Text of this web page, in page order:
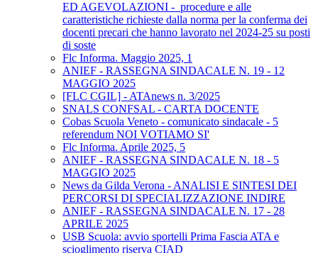
ED AGEVOLAZIONI - procedure e alle
caratteristiche richieste dalla norma per la conferma dei
docenti precari che hanno lavorato nel 2024-25 su posti
di soste
Flc Informa. Maggio 2025, 1
ANIEF - RASSEGNA SINDACALE N. 19 - 12
MAGGIO 2025
[FLC CGIL] - ATAnews n. 3/2025
SNALS CONFSAL - CARTA DOCENTE
Cobas Scuola Veneto - comunicato sindacale - 5
referendum NOI VOTIAMO SI'
Flc Informa. Aprile 2025, 5
ANIEF - RASSEGNA SINDACALE N. 18 - 5
MAGGIO 2025
News da Gilda Verona - ANALISI E SINTESI DEI
PERCORSI DI SPECIALIZZAZIONE INDIRE
ANIEF - RASSEGNA SINDACALE N. 17 - 28
APRILE 2025
USB Scuola: avvio sportelli Prima Fascia ATA e
scioglimento riserva CIAD